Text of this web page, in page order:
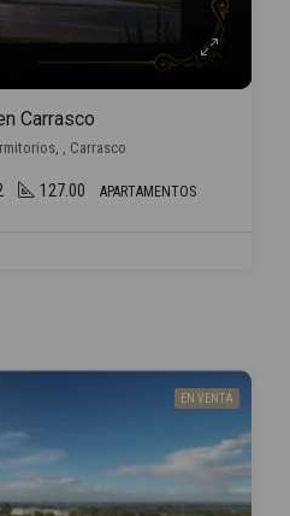
Carrasco
, Carrasco
127.00 APARTAMENTOS
EN VENTA